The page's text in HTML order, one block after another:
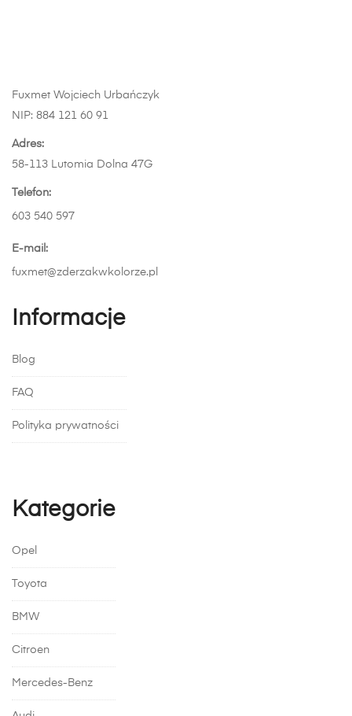
Fuxmet Wojciech Urbańczyk
NIP: 884 121 60 91
Adres:
58-113 Lutomia Dolna 47G
Telefon:
603 540 597
E-mail:
fuxmet@zderzakwkolorze.pl
Informacje
Blog
FAQ
Polityka prywatności
Kategorie
Opel
Toyota
BMW
Citroen
Mercedes-Benz